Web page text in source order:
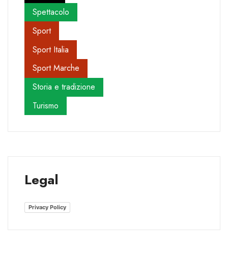
Spettacolo
Sport
Sport Italia
Sport Marche
Storia e tradizione
Turismo
Legal
Privacy Policy